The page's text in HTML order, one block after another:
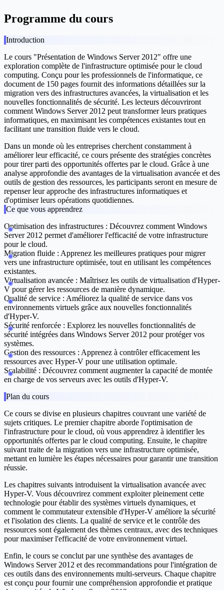
Programme du cours
Introduction
Le cours "Présentation de Windows Server 2012" offre une
exploration complète de l'infrastructure optimisée pour le cloud
computing. Conçu pour les professionnels de l'informatique, ce
document de 150 pages fournit des informations détaillées sur la
migration vers des infrastructures avancées, la virtualisation et les
nouvelles fonctionnalités de sécurité. Les lecteurs découvriront
comment Windows Server 2012 peut transformer leurs pratiques
informatiques, en maximisant les compétences existantes tout en
facilitant une transition fluide vers le cloud.
Dans un monde où les entreprises cherchent constamment à
améliorer leur efficacité, ce cours présente des stratégies concrètes
pour tirer parti des opportunités offertes par le cloud. Grâce à une
analyse approfondie des avantages de la virtualisation avancée et des
outils de gestion des ressources, les participants seront en mesure de
repenser leur approche des infrastructures informatiques et
d'optimiser leurs opérations quotidiennes.
Ce que vous apprendrez
Optimisation des infrastructures : Découvrez comment Windows
Server 2012 permet d'améliorer l'efficacité de votre infrastructure
pour le cloud.
Migration fluide : Apprenez les meilleures pratiques pour migrer
vers une infrastructure optimisée, tout en utilisant les compétences
existantes.
Virtualisation avancée : Maîtrisez les outils de virtualisation d'Hyper-
V pour gérer les ressources de manière dynamique.
Qualité de service : Améliorez la qualité de service dans vos
environnements virtuels grâce aux nouvelles fonctionnalités
d'Hyper-V.
Sécurité renforcée : Explorez les nouvelles fonctionnalités de
sécurité intégrées dans Windows Server 2012 pour protéger vos
systèmes.
Gestion des ressources : Apprenez à contrôler efficacement les
ressources avec Hyper-V pour une utilisation optimale.
Scalabilité : Découvrez comment augmenter la capacité de montée
en charge de vos serveurs avec les outils d'Hyper-V.
Plan du cours
Ce cours se divise en plusieurs chapitres couvrant une variété de
sujets critiques. Le premier chapitre aborde l'optimisation de
l'infrastructure pour le cloud, où vous apprendrez à identifier les
opportunités offertes par le cloud computing. Ensuite, le chapitre
suivant traite de la migration vers une infrastructure optimisée,
mettant en lumière les étapes nécessaires pour garantir une transition
réussie.
Les chapitres suivants introduisent la virtualisation avancée avec
Hyper-V. Vous découvrirez comment exploiter pleinement cette
technologie pour établir des systèmes virtuels dynamiques, et
comment le commutateur extensible d'Hyper-V améliore la sécurité
et l'isolation des clients. La qualité de service et le contrôle des
ressources sont également des thèmes centraux, avec des techniques
pour maximiser l'efficacité de votre environnement virtuel.
Enfin, le cours se conclut par une synthèse des avantages de
Windows Server 2012 et des recommandations pour l'intégration de
ces outils dans des environnements multi-serveurs. Chaque chapitre
est conçu pour fournir une compréhension approfondie et pratique